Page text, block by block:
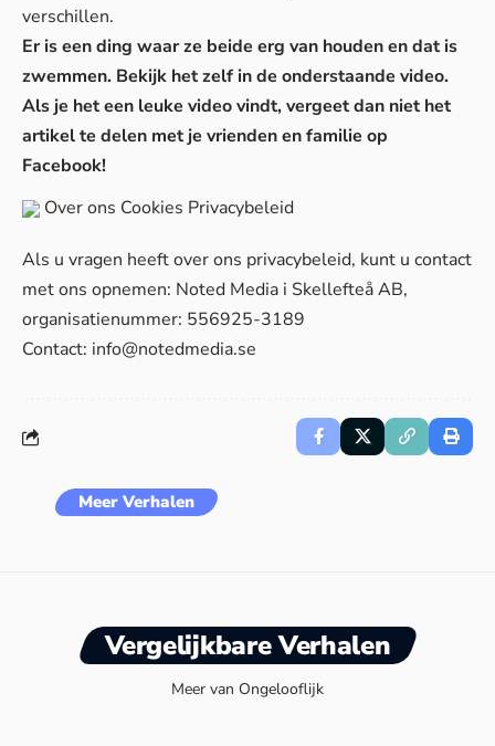
verschillen.
Er is een ding waar ze beide erg van houden en dat is
zwemmen. Bekijk het zelf in de onderstaande video.
Als je het een leuke video vindt, vergeet dan niet het
artikel te delen met je vrienden en familie op
Facebook!
Over ons Cookies Privacybeleid
Als u vragen heeft over ons privacybeleid, kunt u contact
met ons opnemen: Noted Media i Skellefteå AB,
organisatienummer: 556925-3189
Contact: info@notedmedia.se
Meer Verhalen
Vergelijkbare Verhalen
Meer van Ongelooflijk